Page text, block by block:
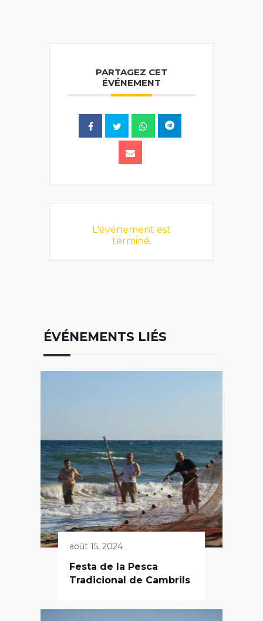
PARTAGEZ CET
ÉVÉNEMENT
L'événement est
terminé.
ÉVÉNEMENTS LIÉS
août 15, 2024
Festa de la Pesca
Tradicional de Cambrils